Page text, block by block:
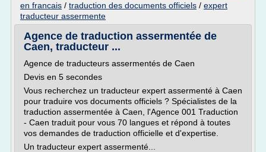
en francais / traduction des documents officiels / expert
traducteur assermente
Agence de traduction assermentée de
Caen, traducteur ...
Agence de traducteurs assermentés de Caen
Devis en 5 secondes
Vous recherchez un traducteur expert assermenté à Caen
pour traduire vos documents officiels ? Spécialistes de la
traduction assermentée à Caen, l'Agence 001 Traduction
- Caen traduit pour vous 70 langues et répond à toutes
vos demandes de traduction officielle et d'expertise.
Un traducteur expert assermenté...